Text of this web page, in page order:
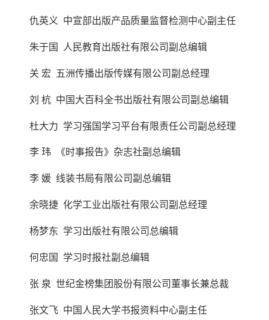
仇英义 中宣部出版产品质量监督检测中心副主任
朱于国 人民教育出版社有限公司副总编辑
关 宏 五洲传播出版传媒有限公司副总经理
刘 杭 中国大百科全书出版社有限公司副总编辑
杜大力 学习强国学习平台有限责任公司副总经理
李 玮 《时事报告》杂志社副总编辑
李 媛 线装书局有限公司副总编辑
余晓捷 化学工业出版社有限公司副总经理
杨梦东 学习出版社有限公司总编辑
何忠国 学习时报社副总编辑
张 泉 世纪金榜集团股份有限公司董事长兼总裁
张文飞 中国人民大学书报资料中心副主任